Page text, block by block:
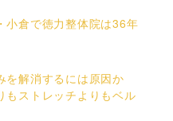
小倉で徳力整体院は36年
を解消するには原因か
もストレッチよりもベル